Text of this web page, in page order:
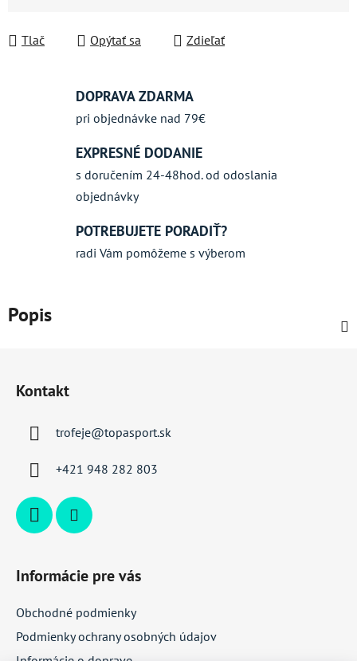
Tlač Opýtať sa Zdieľať
DOPRAVA ZDARMA
pri objednávke nad 79€
EXPRESNÉ DODANIE
s doručením 24-48hod. od odoslania
objednávky
POTREBUJETE PORADIŤ?
radi Vám pomôžeme s výberom
Popis
Kontakt
trofeje@topasport.sk
+421 948 282 803
Informácie pre vás
Obchodné podmienky
Podmienky ochrany osobných údajov